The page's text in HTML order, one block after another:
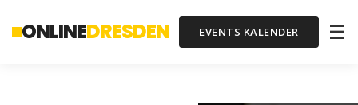
ONLINEDRESDEN EVENTS KALENDER ☰